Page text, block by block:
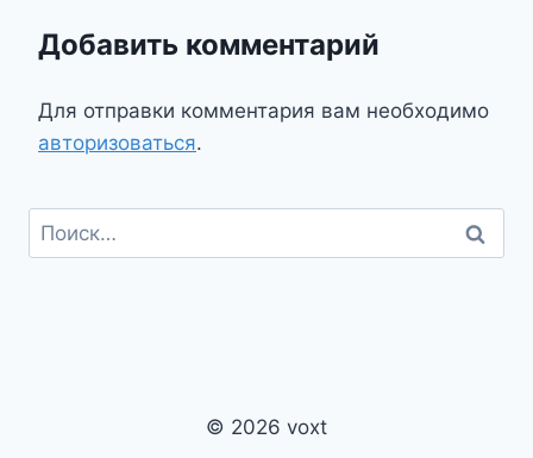
Добавить комментарий
Для отправки комментария вам необходимо
авторизоваться.
Найти:
© 2026 voxt